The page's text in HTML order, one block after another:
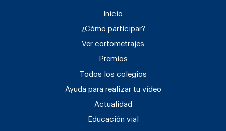
Inicio
¿Cómo participar?
Ver cortometrajes
Premios
Todos los colegios
Ayuda para realizar tu vídeo
Actualidad
Educación vial